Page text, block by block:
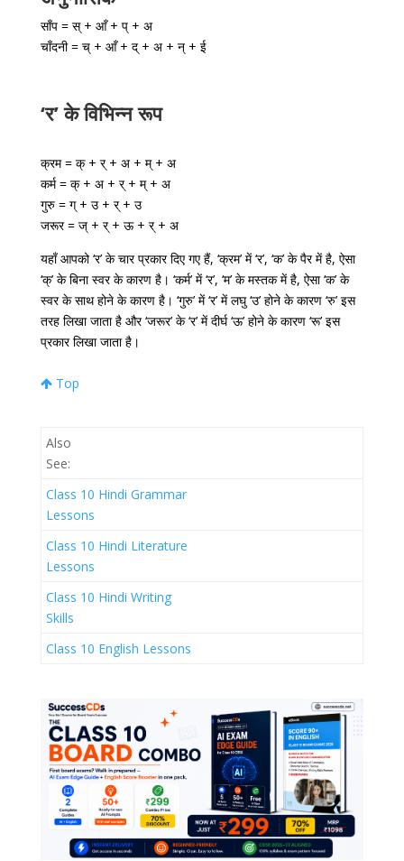
साँप = स् + आँ + प् + अ
चाँदनी = च् + आँ + द् + अ + न् + ई
‘र’ के विभिन्न रूप
क्रम = क् + र् + अ + म् + अ
कर्म = क् + अ + र् + म् + अ
गुरु = ग् + उ + र् + उ
जरूर = ज् + र् + ऊ + र् + अ
यहाँ आपको ‘र’ के चार प्रकार दिए गए हैं, ‘क्रम’ में ‘र’, ‘क’ के पैर में है, ऐसा
‘क्’ के बिना स्वर के कारण है। ‘कर्म’ में ‘र’, ‘म’ के मस्तक में है, ऐसा ‘क’ के
स्वर के साथ होने के कारण है। ‘गुरु’ में ‘र’ में लघु ‘उ’ होने के कारण ‘रु’ इस
तरह लिखा जाता है और ‘जरूर’ के ‘र’ में दीर्घ ‘ऊ’ होने के कारण ‘रू’ इस
प्रकार लिखा जाता है।
Top
Also
See:
Class 10 Hindi Grammar
Lessons
Class 10 Hindi Literature
Lessons
Class 10 Hindi Writing
Skills
Class 10 English Lessons